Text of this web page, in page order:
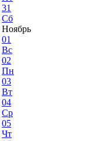
31
Сб
Ноябрь
01
Вс
02
Пн
03
Вт
04
Ср
05
Чт